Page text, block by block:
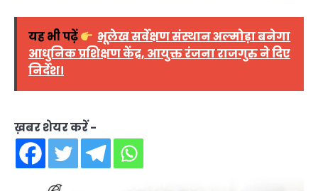
यह भी पढ़ें
भूलेख सर्वेक्षण संस्थान अल्मोड़ा बनेगा
आधुनिक प्रशिक्षण केंद्र, आयुक्त रंजना राजगुरु ने दिए
निर्देश।
ख़बर शेयर करें -